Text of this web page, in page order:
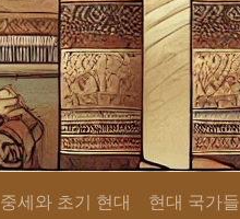
중세와 초기 현대 현대 국가들